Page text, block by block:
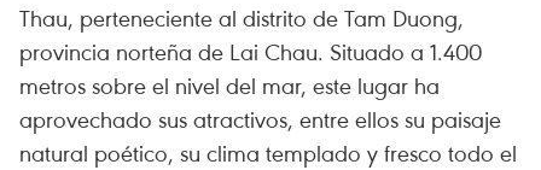
Thau, perteneciente al distrito de Tam Duong,
provincia norteña de Lai Chau. Situado a 1.400
metros sobre el nivel del mar, este lugar ha
aprovechado sus atractivos, entre ellos su paisaje
natural poético, su clima templado y fresco todo el